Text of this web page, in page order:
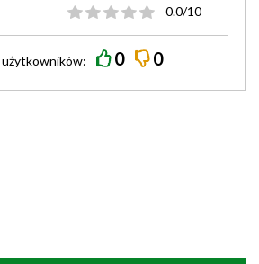
0.0/10
użytkowników: 0 0